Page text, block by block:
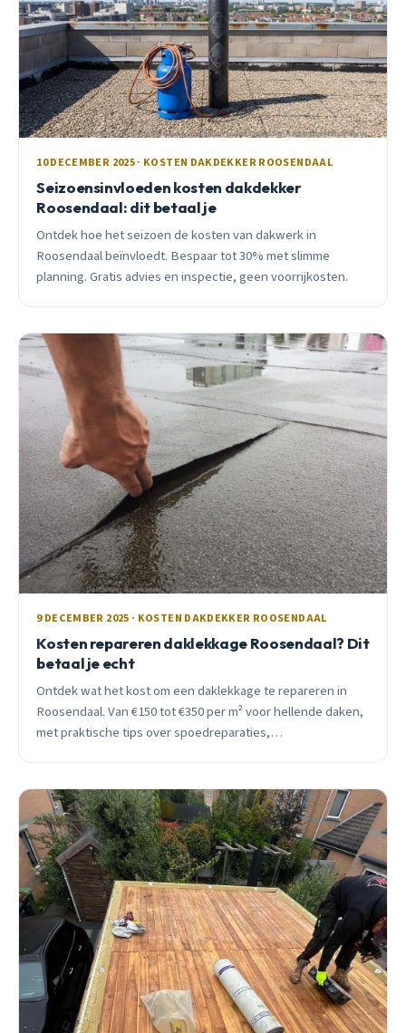
10 DECEMBER 2025 · KOSTEN DAKDEKKER ROOSENDAAL
Seizoensinvloeden kosten dakdekker
Roosendaal: dit betaal je
Ontdek hoe het seizoen de kosten van dakwerk in
Roosendaal beïnvloedt. Bespaar tot 30% met slimme
planning. Gratis advies en inspectie, geen voorrijkosten.
9 DECEMBER 2025 · KOSTEN DAKDEKKER ROOSENDAAL
Kosten repareren daklekkage Roosendaal? Dit
betaal je echt
Ontdek wat het kost om een daklekkage te repareren in
Roosendaal. Van €150 tot €350 per m² voor hellende daken,
met praktische tips over spoedreparaties,